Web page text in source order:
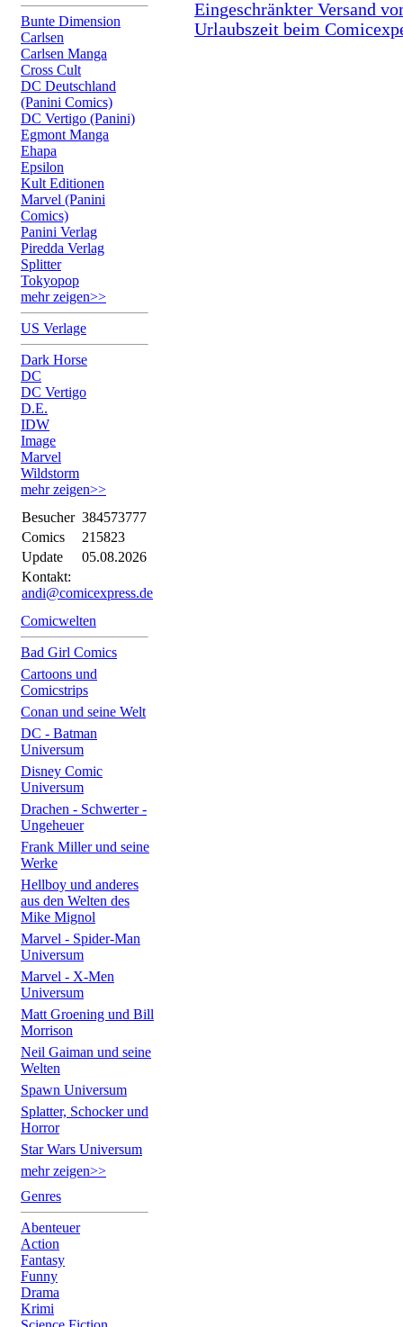
Bunte Dimension
Carlsen
Carlsen Manga
Cross Cult
DC Deutschland
(Panini Comics)
DC Vertigo (Panini)
Egmont Manga
Ehapa
Epsilon
Kult Editionen
Marvel (Panini
Comics)
Panini Verlag
Piredda Verlag
Splitter
Tokyopop
mehr zeigen>>
US Verlage
Dark Horse
DC
DC Vertigo
D.E.
IDW
Image
Marvel
Wildstorm
mehr zeigen>>
Besucher 384573777
Comics
215823
Update
05.08.2026
Kontakt:
andi@comicexpress.de
Comicwelten
Bad Girl Comics
Cartoons und
Comicstrips
Conan und seine Welt
DC - Batman
Universum
Disney Comic
Universum
Drachen - Schwerter -
Ungeheuer
Frank Miller und seine
Werke
Hellboy und anderes
aus den Welten des
Mike Mignol
Marvel - Spider-Man
Universum
Marvel - X-Men
Universum
Matt Groening und Bill
Morrison
Neil Gaiman und seine
Welten
Spawn Universum
Splatter, Schocker und
Horror
Star Wars Universum
mehr zeigen>>
Genres
Abenteuer
Action
Fantasy
Funny
Drama
Krimi
Eingeschränkter Versand
Urlaubszeit beim